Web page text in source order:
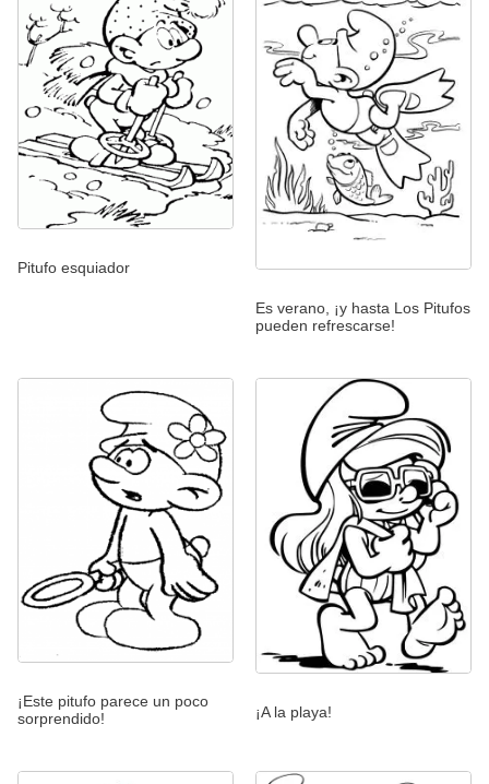
Pitufo esquiador
Es verano, ¡y hasta Los Pitufos
pueden refrescarse!
¡Este pitufo parece un poco
sorprendido!
¡A la playa!